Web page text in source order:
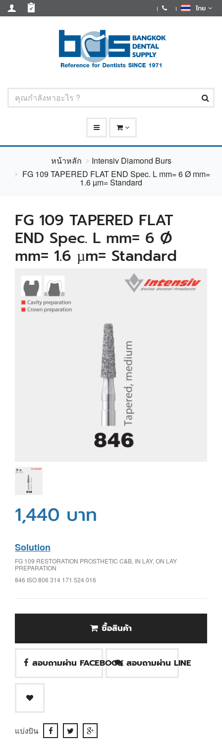
ไทย
หน้าหลัก
Intensiv Diamond Burs
FG 109 TAPERED FLAT END Spec. L mm= 6 Ø mm=
1.6 µm= Standard
FG 109 TAPERED FLAT
END Spec. L mm= 6 Ø
mm= 1.6 µm= Standard
1,440 บาท
Solution
FG 109 RESTORATION PROSTHETIC C&B, IN LAY, ON LAY
PREPARATION
846 ISO 806 314 171 524 016
ซื้อสินค้า
สอบถามผ่าน FACEBOOK สอบถามผ่าน LINE
แบ่งปัน